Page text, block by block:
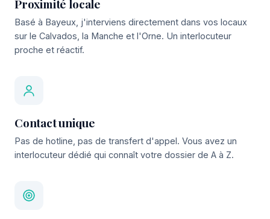
Proximité locale
Basé à Bayeux, j'interviens directement dans vos locaux
sur le Calvados, la Manche et l'Orne. Un interlocuteur
proche et réactif.
Contact unique
Pas de hotline, pas de transfert d'appel. Vous avez un
interlocuteur dédié qui connaît votre dossier de A à Z.